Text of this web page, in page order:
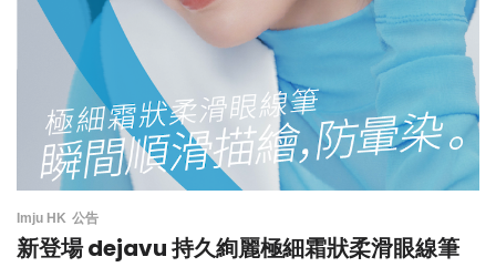
Imju HK 公告
新登場 dejavu 持久絢麗極細霜狀柔滑眼線筆